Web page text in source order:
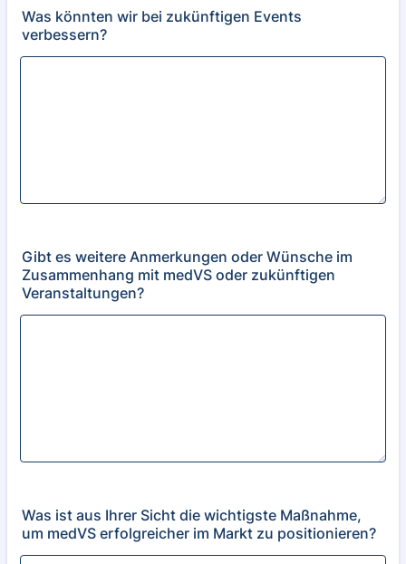
Was könnten wir bei zukünftigen Events
verbessern?
Gibt es weitere Anmerkungen oder Wünsche im
Zusammenhang mit medVS oder zukünftigen
Veranstaltungen?
Was ist aus Ihrer Sicht die wichtigste Maßnahme,
um medVS erfolgreicher im Markt zu positionieren?